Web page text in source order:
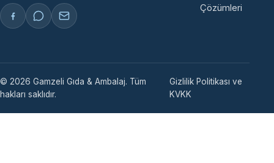
Çözümleri
© 2026 Gamzeli Gıda & Ambalaj. Tüm
hakları saklıdır.
Gizlilik Politikası ve
KVKK